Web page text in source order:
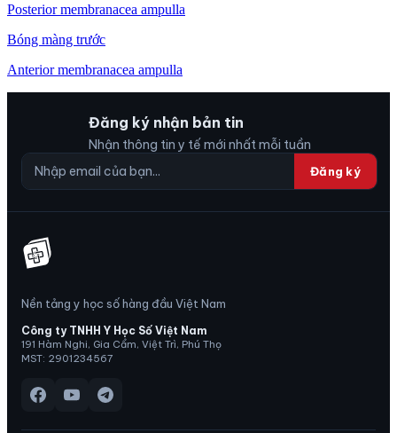
Posterior membranacea ampulla
Bóng màng trước
Anterior membranacea ampulla
Đăng ký nhận bản tin
Nhận thông tin y tế mới nhất mỗi tuần
Đăng ký
Nền tảng y học số hàng đầu Việt Nam
Công ty TNHH Y Học Số Việt Nam
191 Hàm Nghi, Gia Cẩm, Việt Trì, Phú Thọ
MST: 2901234567